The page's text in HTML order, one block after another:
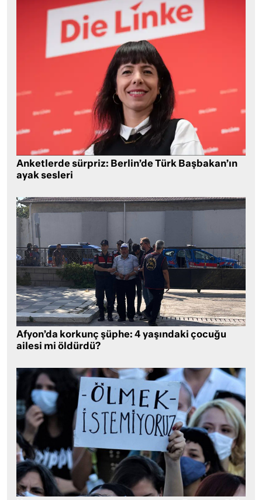
Anketlerde sürpriz: Berlin’de Türk Başbakan’ın
ayak sesleri
Afyon’da korkunç şüphe: 4 yaşındaki çocuğu
ailesi mi öldürdü?